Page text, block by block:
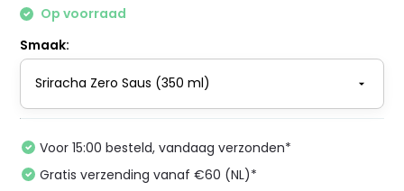
Op voorraad
Smaak:
Voor 15:00 besteld, vandaag verzonden*
Gratis verzending vanaf €60 (NL)*